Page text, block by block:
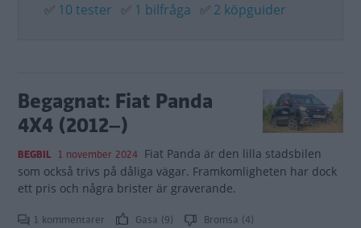
✅ 10 tester ✅ 1 bilfråga ✅ 2 köpguider
Begagnat: Fiat Panda
4X4 (2012–)
BEGBIL 1 november 2024 Fiat Panda är den lilla stadsbilen
som också trivs på dåliga vägar. Framkomligheten har dock
ett pris och några brister är graverande.
1 kommentarer Gasa (9) Bromsa (4)